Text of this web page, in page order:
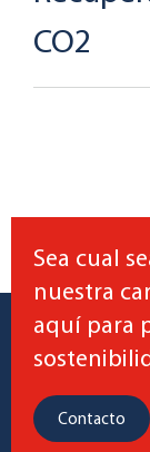
CO2
Sea cual
nuestra
aquí para
Contacto